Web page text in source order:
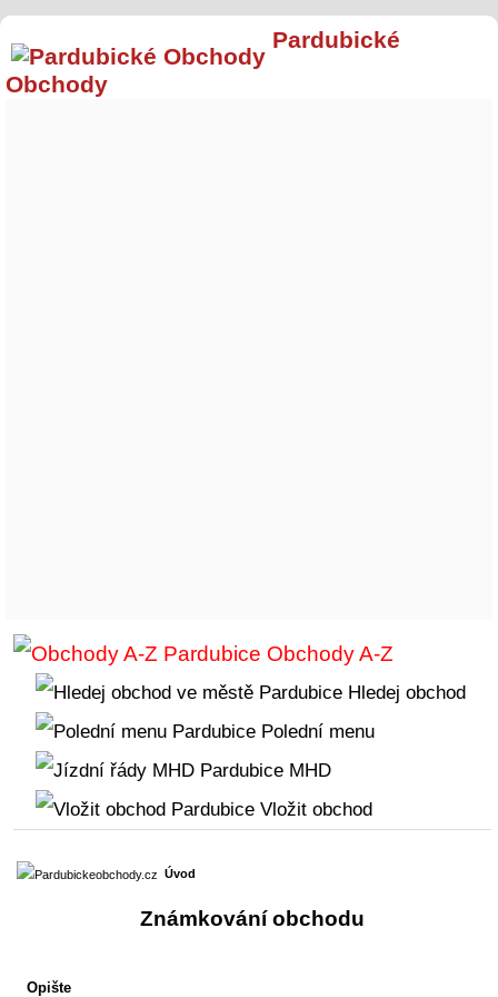
Pardubické
Obchody
Obchody A-Z
Hledej obchod
Polední menu
MHD
Vložit obchod
Úvod
Známkování obchodu
Opište